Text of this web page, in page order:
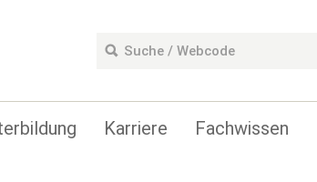
Karriere Fachwissen